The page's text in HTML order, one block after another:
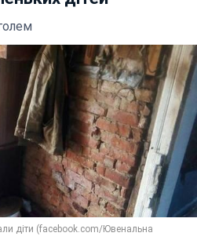
діти (facebook.com/Ювенальна